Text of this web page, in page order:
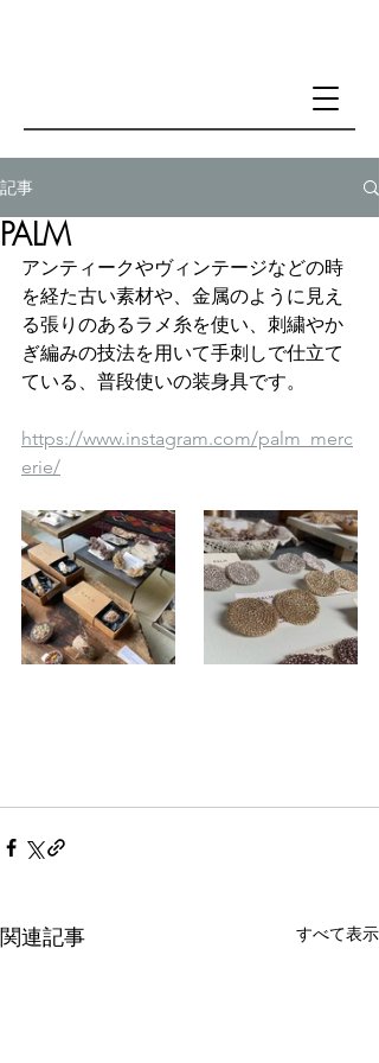
記事
PALM
アンティークやヴィンテージなどの時
を経た古い素材や、金属のように見え
る張りのあるラメ糸を使い、刺繍やか
ぎ編みの技法を用いて手刺しで仕立て
ている、普段使いの装身具です。
https://www.instagram.com/palm_merc
erie/
関連記事 すべて表示